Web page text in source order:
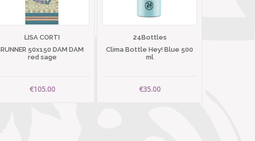
LISA CORTI
RUNNER 50x150 DAM DAM
red sage
€105.00
24Bottles
Clima Bottle Hey! Blue 500
ml
€35.00